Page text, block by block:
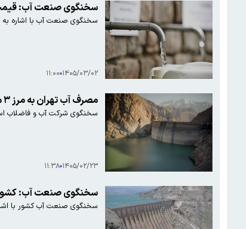
سخنگوی صنعت آب:
سخنگوی صنعت آب با اشاره به وضعیت بحرانی ۴۰۰ دشت ممنوعه و فرونشست ۳۰۰ منطقه، قیمت پایین آب
۱۴۰۵/۰۳/۰۲ ۱۱:۰۰
مصرف آب تهران به مرز ۳ میلیارد لیتر در شبانه روز رسید
سخنگوی شرکت آب و فاضلاب
۱۴۰۵/۰۲/۲۳ ۱۱:۳۸
سخنگوی صنعت آب: کشور
سخنگوی صنعت آب کشور با